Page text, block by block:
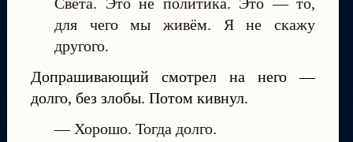
для чего мы живём. Я не скажу
другого.
Допрашивающий смотрел на него —
долго, без злобы. Потом кивнул.
— Хорошо. Тогда долго.